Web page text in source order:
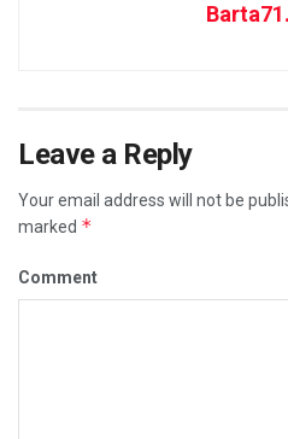
Leave a Reply
Your email address will not be
marked *
Comment